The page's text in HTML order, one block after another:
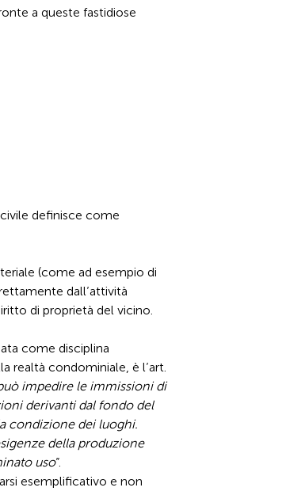
a queste fastidiose
definisce come
(come ad esempio di
dall’attività
di proprietà del vicino.
come disciplina
realtà condominiale, è l’art.
impedire le immissioni di
derivanti dal fondo del
condizione dei luoghi.
della produzione
uso”.
esemplificativo e non